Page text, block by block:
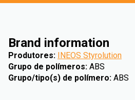
Brand information
Produtores: INEOS Styrolution
Grupo de polímeros: ABS
Grupo/tipo(s) de polímero: ABS